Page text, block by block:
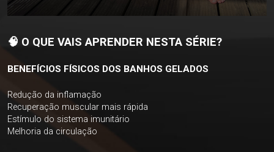
🧠 O QUE VAIS APRENDER NESTA SÉRIE?
BENEFÍCIOS FÍSICOS DOS BANHOS GELADOS
Redução da inflamação
Recuperação muscular mais rápida
Estímulo do sistema imunitário
Melhoria da circulação